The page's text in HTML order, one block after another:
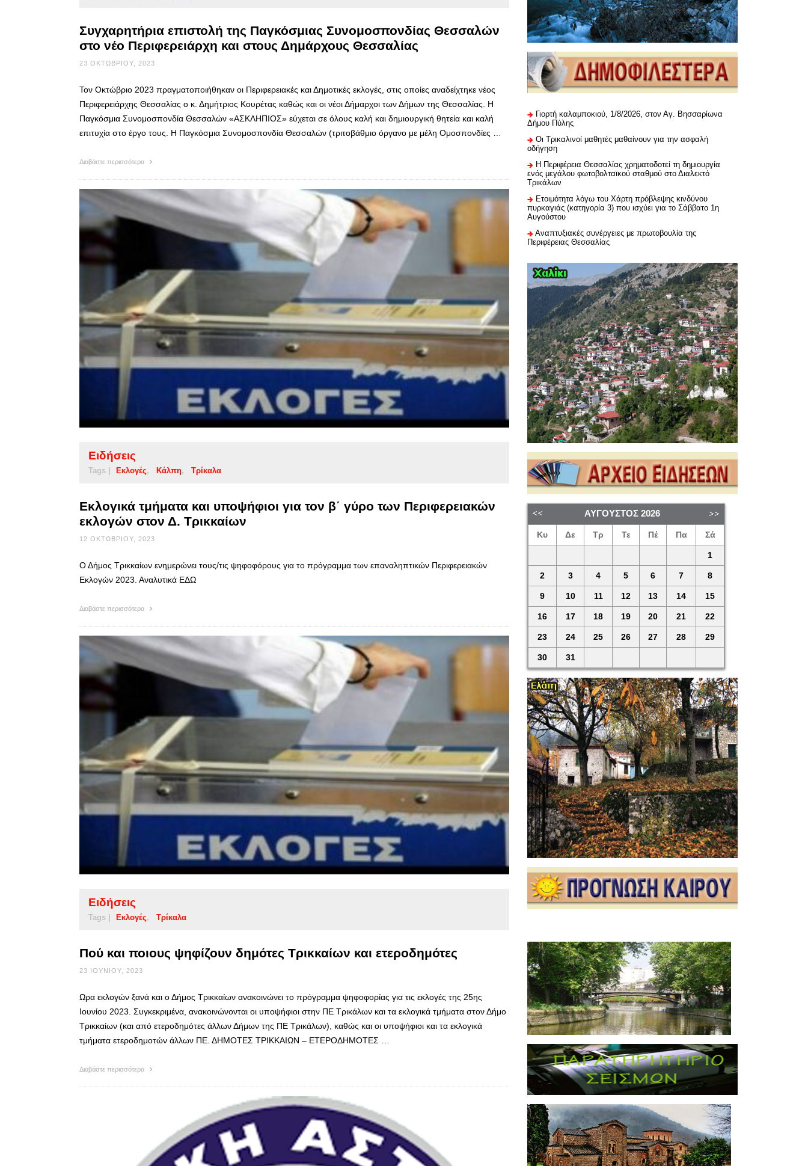
Συγχαρητήρια επιστολή της Παγκόσμιας Συνομοσπονδίας Θεσσαλών
στο νέο Περιφερειάρχη και στους Δημάρχους Θεσσαλίας
23 ΟΚΤΩΒΡΊΟΥ, 2023
Τον Οκτώβριο 2023 πραγματοποιήθηκαν οι Περιφερειακές και Δημοτικές εκλογές, στις οποίες αναδείχτηκε νέος
Περιφερειάρχης Θεσσαλίας ο κ. Δημήτριος Κουρέτας καθώς και οι νέοι Δήμαρχοι των Δήμων της Θεσσαλίας. Η
Παγκόσμια Συνομοσπονδία Θεσσαλών «ΑΣΚΛΗΠΙΟΣ» εύχεται σε όλους καλή και δημιουργική θητεία και καλή
επιτυχία στο έργο τους. Η Παγκόσμια Συνομοσπονδία Θεσσαλών (τριτοβάθμιο όργανο με μέλη Ομοσπονδίες …
Διαβάστε περισσότερα
Ειδήσεις
Tags | Εκλογές Κάλπη Τρίκαλα
Εκλογικά τμήματα και υποψήφιοι για τον β΄ γύρο των Περιφερειακών
εκλογών στον Δ. Τρικκαίων
12 ΟΚΤΩΒΡΊΟΥ, 2023
Ο Δήμος Τρικκαίων ενημερώνει τους/τις ψηφοφόρους για το πρόγραμμα των επαναληπτικών Περιφερειακών
Εκλογών 2023. Αναλυτικά ΕΔΩ
Διαβάστε περισσότερα
Ειδήσεις
Tags | Εκλογές Τρίκαλα
Πού και ποιους ψηφίζουν δημότες Τρικκαίων και ετεροδημότες
23 ΙΟΥΝΊΟΥ, 2023
Ωρα εκλογών ξανά και ο Δήμος Τρικκαίων ανακοινώνει το πρόγραμμα ψηφοφορίας για τις εκλογές της 25ης
Ιουνίου 2023. Συγκεκριμένα, ανακοινώνονται οι υποψήφιοι στην ΠΕ Τρικάλων και τα εκλογικά τμήματα στον Δήμο
Τρικκαίων (και από ετεροδημότες άλλων Δήμων της ΠΕ Τρικάλων), καθώς και οι υποψήφιοι και τα εκλογικά
τμήματα ετεροδημοτών άλλων ΠΕ. ΔΗΜΟΤΕΣ ΤΡΙΚΚΑΙΩΝ – ΕΤΕΡΟΔΗΜΟΤΕΣ …
Διαβάστε περισσότερα
Γιορτή καλαμποκιού, 1/8/2026, στον Αγ. Βησσαρίωνα
Δήμου Πύλης
Οι Τρικαλινοί μαθητές μαθαίνουν για την ασφαλή
οδήγηση
H Περιφέρεια Θεσσαλίας χρηματοδοτεί τη δημιουργία
ενός μεγάλου φωτοβολταϊκού σταθμού στο Διαλεκτό
Τρικάλων
Ετοιμότητα λόγω του Χάρτη πρόβλεψης κινδύνου
πυρκαγιάς (κατηγορία 3) που ισχύει για το Σάββατο 1η
Αυγούστου
Αναπτυξιακές συνέργειες με πρωτοβουλία της
Περιφέρειας Θεσσαλίας
ΑΎΓΟΥΣΤΟΣ 2026
Κυ Δε Τρ Τε Πέ Πα Σά
1
2 3 4 5 6 7 8
9 10 11 12 13 14 15
16 17 18 19 20 21 22
23 24 25 26 27 28 29
30 31